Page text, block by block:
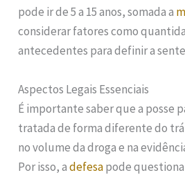
pode ir de 5 a 15 anos, somada a
considerar fatores como
antecedentes para definir a
Aspectos Legais Essenciais
É importante saber que a posse
tratada de forma diferente do
no volume da droga e na
Por isso, adefesapode